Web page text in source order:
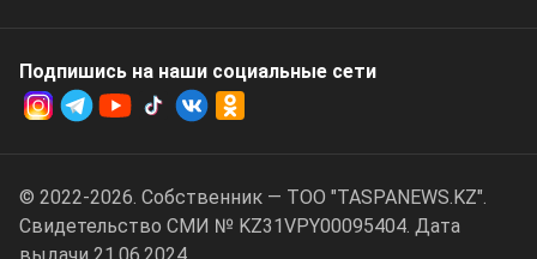
Подпишись на наши социальные cети
© 2022-2026. Собственник — ТОО "TASPANEWS.KZ".
Cвидетельство СМИ № KZ31VPY00095404. Дата